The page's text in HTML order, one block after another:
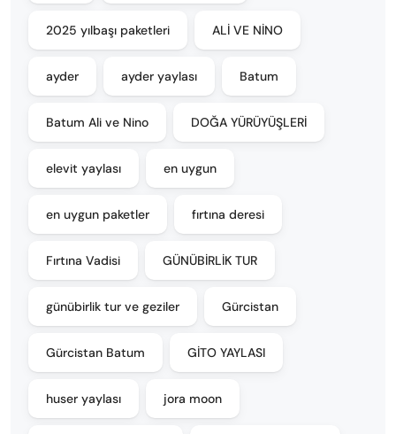
2025 yılbaşı paketleri ALİ VE NİNO
ayder ayder yaylası Batum
Batum Ali ve Nino DOĞA YÜRÜYÜŞLERİ
elevit yaylası en uygun
en uygun paketler fırtına deresi
Fırtına Vadisi GÜNÜBİRLİK TUR
günübirlik tur ve geziler Gürcistan
Gürcistan Batum GİTO YAYLASI
huser yaylası jora moon